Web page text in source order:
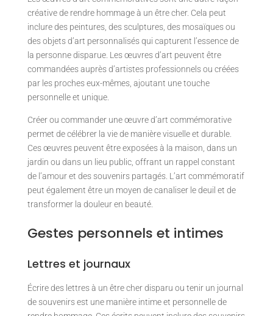
créative de rendre hommage à un être cher. Cela peut
inclure des peintures, des sculptures, des mosaïques ou
des objets d’art personnalisés qui capturent l’essence de
la personne disparue. Les œuvres d’art peuvent être
commandées auprès d’artistes professionnels ou créées
par les proches eux-mêmes, ajoutant une touche
personnelle et unique.
Créer ou commander une œuvre d’art commémorative
permet de célébrer la vie de manière visuelle et durable.
Ces œuvres peuvent être exposées à la maison, dans un
jardin ou dans un lieu public, offrant un rappel constant
de l’amour et des souvenirs partagés. L’art commémoratif
peut également être un moyen de canaliser le deuil et de
transformer la douleur en beauté.
Gestes personnels et intimes
Lettres et journaux
Écrire des lettres à un être cher disparu ou tenir un journal
de souvenirs est une manière intime et personnelle de